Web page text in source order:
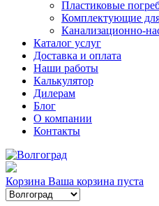
Пластиковые
Комплектующие
Канализационно-
Каталог услуг
Доставка и оплата
Наши работы
Калькулятор
Дилерам
Блог
О компании
Контакты
Корзина Ваша корзина пуста